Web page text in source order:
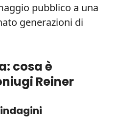
pubblico a una
generazioni di
cosa è
Reiner